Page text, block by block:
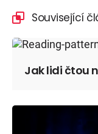
Související
Jak lidi čtou